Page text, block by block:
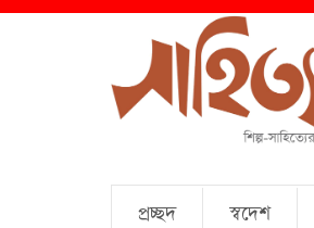
প্রচ্ছদ স্বদেশ